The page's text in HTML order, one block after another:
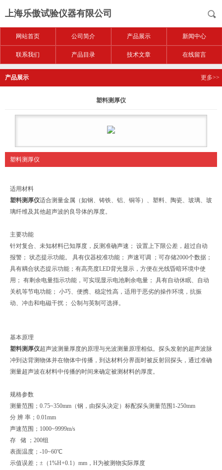
上海乐傲试验仪器有限公司
网站首页 公司简介 产品展示 新闻中心
联系我们 产品目录 技术文章 在线留言
产品展示 更多>>
塑料测厚仪
塑料测厚仪
适用材料
塑料测厚仪适合测量金属（如钢、铸铁、铝、铜等）、塑料、陶瓷、玻璃、玻
璃纤维及其他超声波的良导体的厚度。
主要功能
针对复合、未知材料已知厚度，反测准确声速； 设置上下限公差，超过自动
报警； 状态提示功能。 具有仪器校准功能； 声速可调 ；可存储2000个数据；
具有耦合状态提示功能；有高亮度LED背光显示，方便在光线昏暗环境中使
用； 有剩余电量指示功能，可实现显示电池剩余电量； 具有自动休眠、自动
关机等节电功能； 小巧、便携、稳定性高，适用于恶劣的操作环境，抗振
动、冲击和电磁干扰； 公制与英制可选择。
基本原理
塑料测厚仪超声波测量厚度的原理与光波测量原理相似。探头发射的超声波脉
冲到达背测物体并在物体中传播，到达材料分界面时被反射回探头，通过准确
测量超声波在材料中传播的时间来确定被测材料的厚度。
规格参数
测量范围；0.75~350mm（钢，由探头决定）标配探头测量范围1-250mm
分 辨 率；0.01mm
声速范围；1000~9999m/s
存 储 ；200组
表面温度；-10~60℃
示值误差；±（1%H+0.1）mm，H为被测物实际厚度